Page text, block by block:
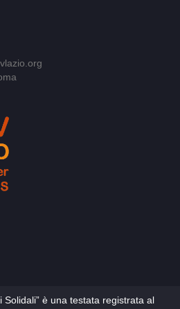
Solidali” è una testata registrata al